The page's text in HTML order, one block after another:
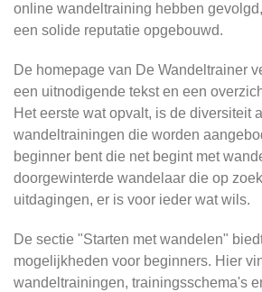
online wandeltraining hebben
een solide reputatie opgebouwd.
De homepage van De Wandeltrainer
een uitnodigende tekst en een
Het eerste wat opvalt, is de diversiteit
wandeltrainingen die worden
beginner bent die net begint met
doorgewinterde wandelaar die op
uitdagingen, er is voor ieder wat wils.
De sectie "Starten met wandelen"
mogelijkheden voor beginners. Hier
wandeltrainingen, trainingsschema's